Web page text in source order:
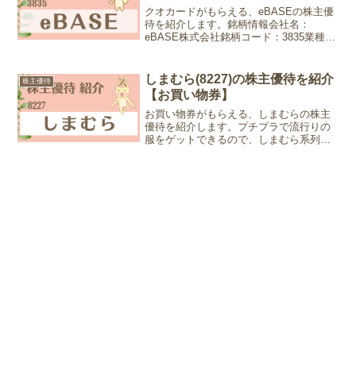
クオカードがもらえる、eBASEの株主優
待を紹介します。銘柄情報会社名：
eBASE株式会社銘柄コード：3835業種：
内容：クオカード100株以上3年未満：...
株主優待
しまむら(8227)の株主優待を紹介
【お買い物券】
お買い物券がもらえる、しまむらの株主
優待を紹介します。プチプラで流行りの
服をゲットできるので、しまむら系列の